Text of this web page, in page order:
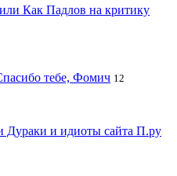
Как Падлов на критику
тебе, Фомич 12
Дураки и идиоты сайта П.ру